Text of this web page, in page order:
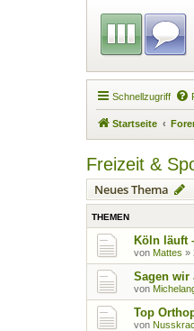
Schnellzugriff
Startseite
Freizeit &
Neues Thema
THEMEN
Köln läuft
von Mattes »
Sagen wir
von
Top
von